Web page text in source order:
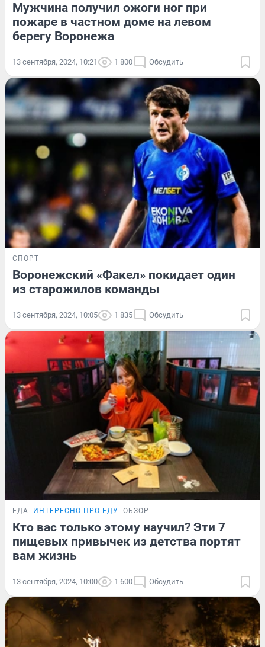
Мужчина получил ожоги ног при
пожаре в частном доме на левом
берегу Воронежа
13 сентября, 2024, 10:21 1 800 Обсудить
СПОРТ
Воронежский «Факел» покидает один
из старожилов команды
13 сентября, 2024, 10:05 1 835 Обсудить
ЕДА ИНТЕРЕСНО ПРО ЕДУ ОБЗОР
Кто вас только этому научил? Эти 7
пищевых привычек из детства портят
вам жизнь
13 сентября, 2024, 10:00 1 600 Обсудить